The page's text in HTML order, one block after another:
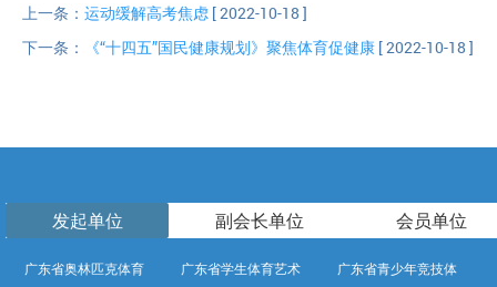
上一条： 运动缓解高考焦虑 [ 2022-10-18 ]
下一条：
《“十四五”国民健康规划》聚焦体育促健康 [ 2022-10-18 ]
发起单位 副会长单位 会员单位
广东省奥林匹克体育
广东省学生体育艺术
广东省青少年竞技体